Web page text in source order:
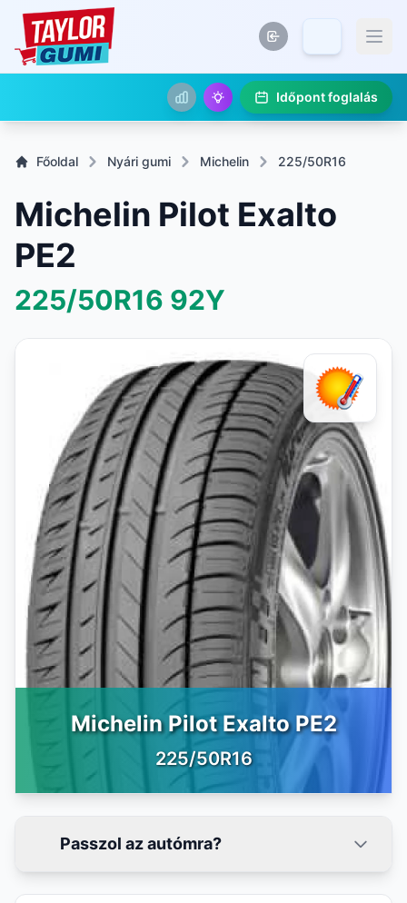
Időpont foglalás
Főoldal Nyári gumi Michelin 225/50R16
Michelin Pilot Exalto
PE2
225/50R16 92Y
Michelin Pilot Exalto PE2
225/50R16
Passzol az autómra?